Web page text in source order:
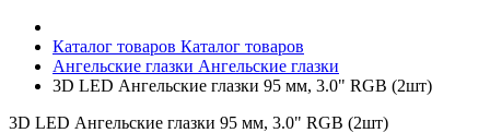
Каталог товаров Каталог товаров
Ангельские глазки Ангельские глазки
3D LED Ангельские глазки 95 мм, 3.0" RGB (2шт)
3D LED Ангельские глазки 95 мм, 3.0" RGB (2шт)